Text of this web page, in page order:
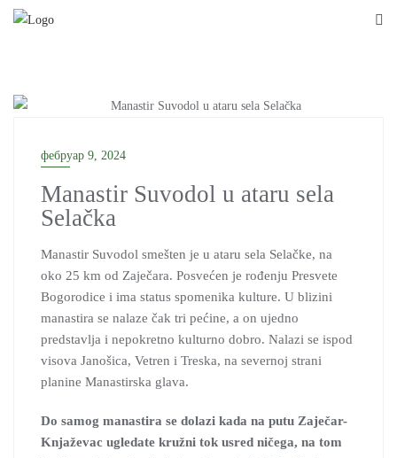
Skip
фебруар 9, 2024
Manastir Suvodol u ataru sela
Selačka
Manastir Suvodol smešten je u ataru sela Selačke, na
oko 25 km od Zaječara. Posvećen je rođenju Presvete
Bogorodice i ima status spomenika kulture. U blizini
manastira se nalaze čak tri pećine, a on ujedno
predstavlja i nepokretno kulturno dobro. Nalazi se ispod
visova Janošica, Vetren i Treska, na severnoj strani
planine Manastirska glava.
Do samog manastira se dolazi kada na putu Zaječar-
Knjaževac ugledate kružni tok usred ničega, na tom